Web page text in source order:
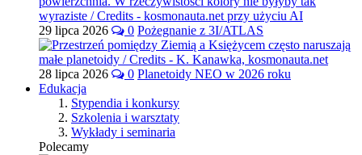
29 lipca 2026 0 Pożegnanie z 3I/ATLAS
28 lipca 2026 0 Planetoidy NEO w 2026 roku
Edukacja
Stypendia i konkursy
Szkolenia i warsztaty
Wykłady i seminaria
Polecamy